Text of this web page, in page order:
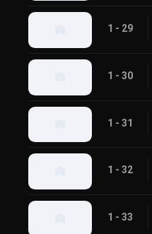
1 - 29
1 - 30
1 - 31
1 - 32
1 - 33